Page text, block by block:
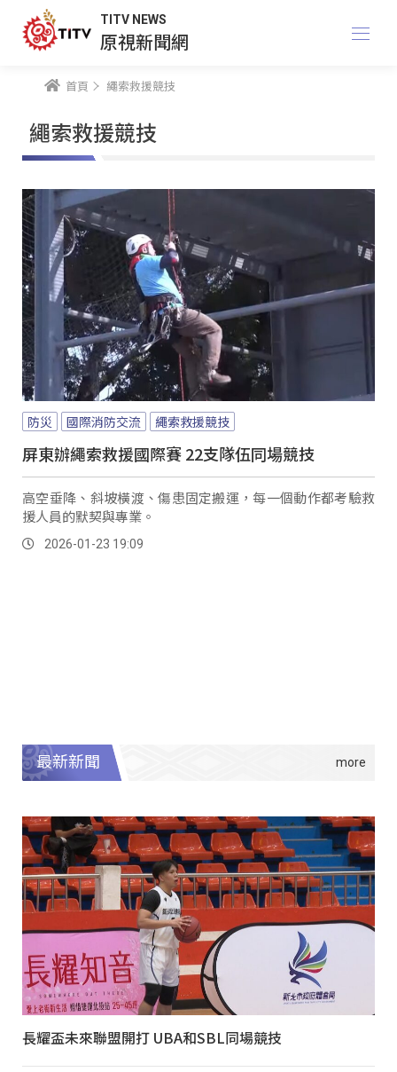
TITV NEWS
原視新聞網
首頁 繩索救援競技
繩索救援競技
防災 國際消防交流 繩索救援競技
屏東辦繩索救援國際賽 22支隊伍同場競技
高空垂降、斜坡橫渡、傷患固定搬運，每一個動作都考驗救
援人員的默契與專業。
2026-01-23 19:09
最新新聞
長耀盃未來聯盟開打 UBA和SBL同場競技